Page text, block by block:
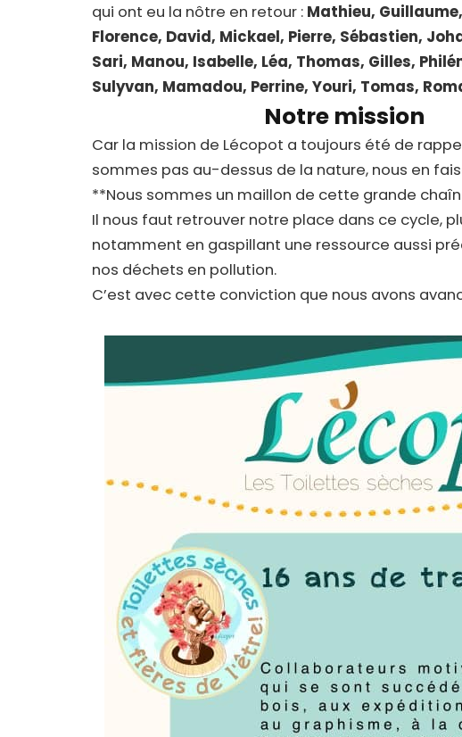
qui ont eu la nôtre en retour : Mathieu,
Florence, David, Mickael, Pierre, Sébastien,
Sari, Manou, Isabelle, Léa, Thomas, Gilles,
Sulyvan, Mamadou, Perrine, Youri, Tomas,
Notre mission
Car la mission de Lécopot a toujours été de
sommes pas au-dessus de la nature, nous en
**Nous sommes un maillon de cette grande
Il nous faut retrouver notre place dans ce cycle,
notamment en gaspillant une ressource aussi
nos déchets en pollution.
C’est avec cette conviction que nous avons